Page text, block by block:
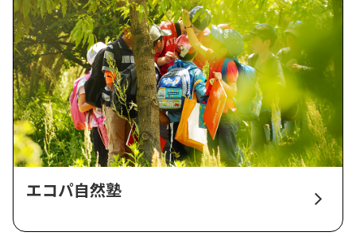
エコパ自然塾